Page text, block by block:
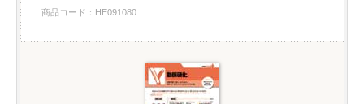
商品コード：HE091080